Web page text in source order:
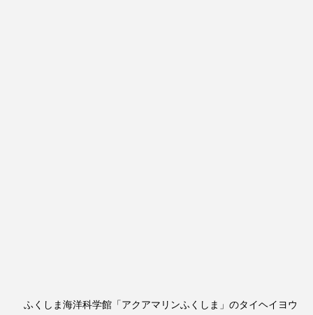
ふくしま海洋科学館「アクアマリンふくしま」のタイヘイヨウ